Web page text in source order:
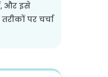
और इसे
पर चर्चा